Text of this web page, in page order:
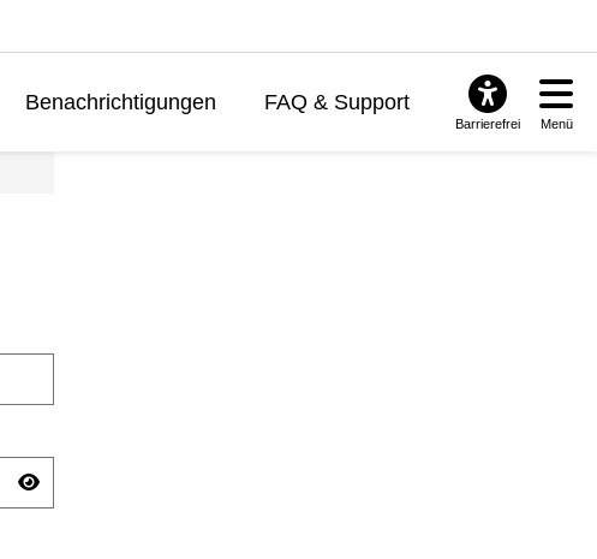
Benachrichtigungen FAQ & Support
Barrierefrei Menü